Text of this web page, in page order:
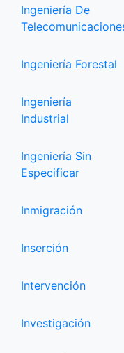
Ingeniería De
Ingeniería Forestal
Ingeniería
Industrial
Ingeniería Sin
Especificar
Inmigración
Inserción
Intervención
Investigación